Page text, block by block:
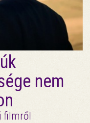
nem
filmről